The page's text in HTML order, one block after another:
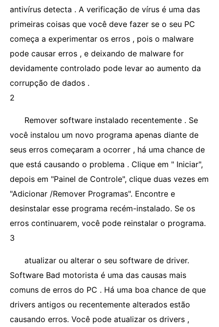
antivírus detecta . A verificação de vírus é uma das
primeiras coisas que você deve fazer se o seu PC
começa a experimentar os erros , pois o malware
pode causar erros , e deixando de malware for
devidamente controlado pode levar ao aumento da
corrupção de dados .
2
Remover software instalado recentemente . Se
você instalou um novo programa apenas diante de
seus erros começaram a ocorrer , há uma chance de
que está causando o problema . Clique em " Iniciar",
depois em "Painel de Controle", clique duas vezes em
"Adicionar /Remover Programas". Encontre e
desinstalar esse programa recém-instalado. Se os
erros continuarem, você pode reinstalar o programa.
3
atualizar ou alterar o seu software de driver.
Software Bad motorista é uma das causas mais
comuns de erros do PC . Há uma boa chance de que
drivers antigos ou recentemente alterados estão
causando erros. Você pode atualizar os drivers ,